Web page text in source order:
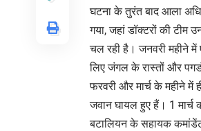
घटना के तुरंत बाद आला
गया, जहां डॉक्टरों की टीम
चल रही है। जनवरी महीने
लिए जंगल के रास्तों और
फरवरी और मार्च के महीने में
जवान घायल हुए हैं। 1 मार्च
बटालियन के सहायक